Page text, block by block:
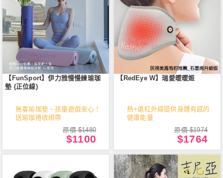
【FunSport】伊力雅慢慢練瑜珈
墊 (正位線)
無毒瑜珈墊、孩童遊戲安心！
送瑜珈捲收綁帶
原價 $1480
$1100
【RedEye W】瑞愛暖暖姬
熱+遠紅外線提供身體有感的
健康能量
原價 $1974
$1764